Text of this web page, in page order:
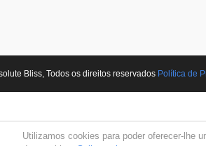
Bliss, Todos os direitos reservados Polí­tica de
Utilizamos cookies para poder oferecer-lhe